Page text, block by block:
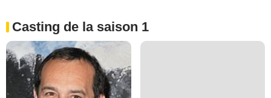
Casting de la saison 1